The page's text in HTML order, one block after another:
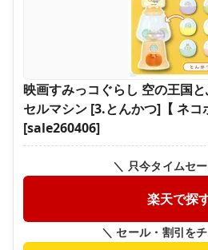
映画すみっコぐらし 空の王国
セルマシン [3.とんかつ]【 ネコ
[sale260406]
＼ 只今タイムセ
楽天で探
＼ セール・割引を